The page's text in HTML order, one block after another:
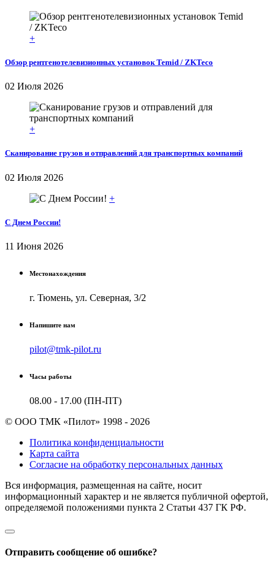
+
Обзор рентгенотелевизионных установок Temid / ZKTeco
02 Июля 2026
+
Сканирование грузов и отправлений для транспортных компаний
02 Июля 2026
+
С Днем России!
11 Июня 2026
Местонахождения
г. Тюмень, ул. Северная, 3/2
Напишите нам
pilot@tmk-pilot.ru
Часы работы
08.00 - 17.00 (ПН-ПТ)
© ООО ТМК «Пилот» 1998 - 2026
Политика конфиденциальности
Карта сайта
Согласие на обработку персональных данных
Вся информация, размещенная на сайте, носит
информационный характер и не является публичной офертой,
определяемой положениями пункта 2 Cтатьи 437 ГК РФ.
Отправить сообщение об ошибке?